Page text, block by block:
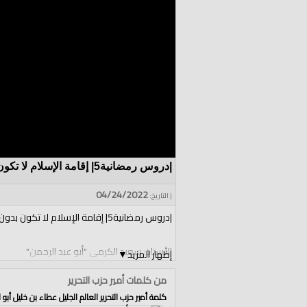
|دروس رمضانية5| إقامة الإسلام لا تكون بدون إقامة الدولة الإسلامية
| التاريخ:04/24/2022
إظهار المزيد▼
|دروس رمضانية5| إقامة الإسلام لا تكون بدون إقامة الدولة الإسلامية
الأستاذ: سعيد الكرمي "أبو عبد الرحمن"
دروس رمضانية من المسجد الأقصى المبارك
من كلمات أمير حزب التحرير
كلمة أمير حزب التحرير العالم الجليل عطاء بن خليل أبو